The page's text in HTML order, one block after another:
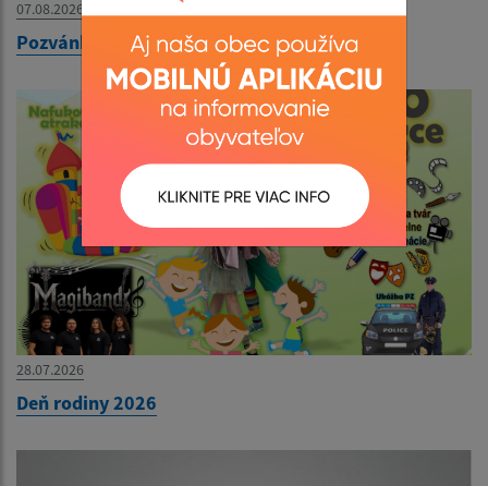
07.08.2026
Pozvánka na zasadnutie OZ dňa 12.08.2026
28.07.2026
Deň rodiny 2026